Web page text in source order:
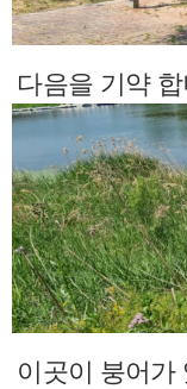
다음을 기약
이곳이 붕어가